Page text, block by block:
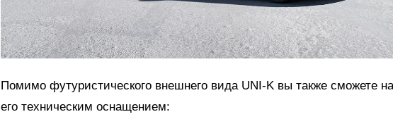
Помимо футуристического внешнего вида UNI-K вы также сможете
его техническим оснащением: